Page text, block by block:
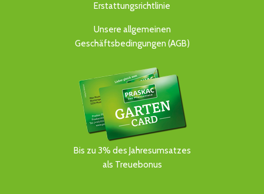
Erstattungsrichtlinie
Unsere allgemeinen
Geschäftsbedingungen (AGB)
Bis zu 3% des Jahresumsatzes
als Treuebonus